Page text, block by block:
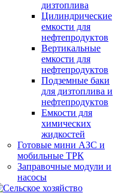
дизтоплива
Цилиндрические
емкости для
нефтепродуктов
Вертикальные
емкости для
нефтепродуктов
Подземные баки
для дизтоплива и
нефтепродуктов
Емкости для
химических
жидкостей
Готовые мини АЗС и
мобильные ТРК
Заправочные модули и
насосы